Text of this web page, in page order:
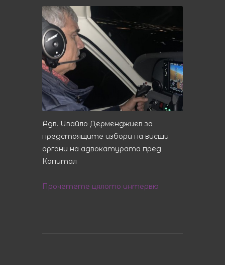
Адв. Ивайло Дерменджиев за
предстоящите избори на висши
органи на адвокатурата пред
Капитал
Прочетете цялото интервю